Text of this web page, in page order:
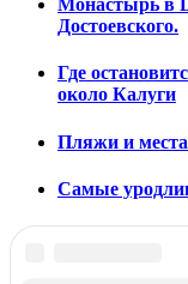
Монастырь в
Достоевского.
Где
около Калуги
Пляжи и места
Самые